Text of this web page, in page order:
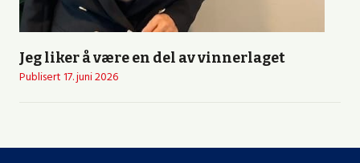
Jeg liker å være en del av vinnerlaget
Publisert17. juni 2026